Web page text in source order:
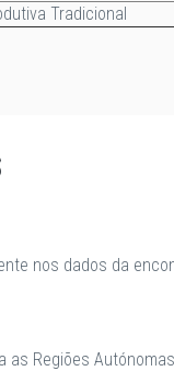
Tradicional
nos dados da
as Regiões